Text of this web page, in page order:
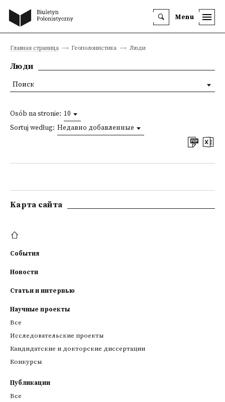
Menu
Главная страница Геополонистика Люди
Люди
Osób na stronie: 10
Sortuj według: Недавно добавленные
Поиск
Kарта сайта
События
Новости
Статьи и интервью
Научные проекты
Все
Исследовательские проекты
Кандидатские и докторские диссертации
Конкурсы
Публикации
Все